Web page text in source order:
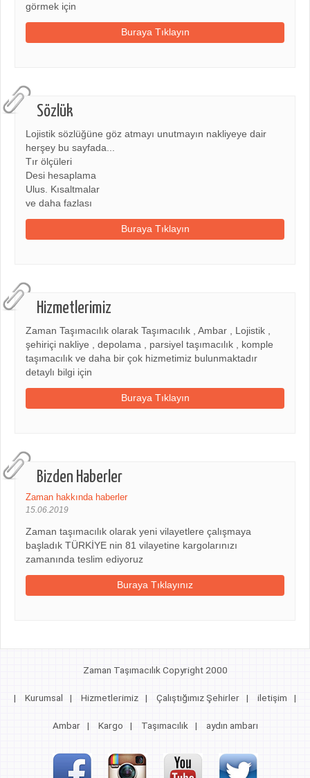
görmek için
Buraya Tıklayın
Sözlük
Lojistik sözlüğüne göz atmayı unutmayın nakliyeye dair
herşey bu sayfada...
Tır ölçüleri
Desi hesaplama
Ulus. Kısaltmalar
ve daha fazlası
Buraya Tıklayın
Hizmetlerimiz
Zaman Taşımacılık olarak Taşımacılık , Ambar , Lojistik ,
şehiriçi nakliye , depolama , parsiyel taşımacılık , komple
taşımacılık ve daha bir çok hizmetimiz bulunmaktadır
detaylı bilgi için
Buraya Tıklayın
Bizden Haberler
Zaman hakkında haberler
15.06.2019
Zaman taşımacılık olarak yeni vilayetlere çalışmaya
başladık TÜRKİYE nin 81 vilayetine kargolarınızı
zamanında teslim ediyoruz
Buraya Tıklayınız
Zaman Taşımacılık Copyright 2000
| Kurumsal | Hizmetlerimiz | Çalıştığımız Şehirler | iletişim |
Ambar | Kargo | Taşımacılık | aydın ambarı